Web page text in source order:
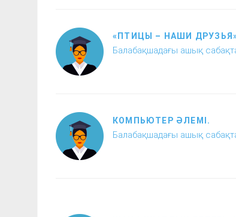
«ПТИЦЫ – НАШИ
Балабақшадағы ашық
КОМПЬЮТЕР ӘЛЕМІ.
Балабақшадағы ашық